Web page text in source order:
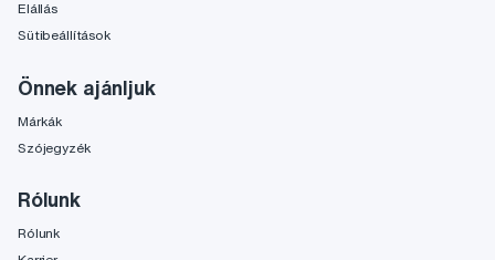
Elállás
Sütibeállítások
Önnek ajánljuk
Márkák
Szójegyzék
Rólunk
Rólunk